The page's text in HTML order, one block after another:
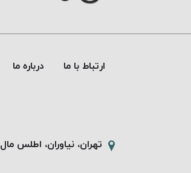
ارتباط با ما درباره ما
تهران، نیاوران، اطلس مال